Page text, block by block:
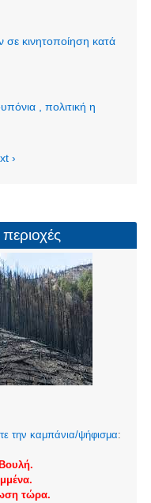
κινητοποίηση κατά
, πολιτική η
›
την καμπάνια/ψήφισμα:
τώρα.